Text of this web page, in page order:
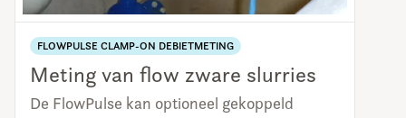
FLOWPULSE CLAMP-ON DEBIETMETING
Meting van flow zware slurries
De FlowPulse kan optioneel gekoppeld